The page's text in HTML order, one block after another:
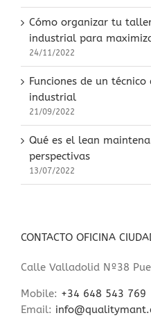
Cómo organizar tu
industrial para
24/11/2022
Funciones de un
industrial
21/09/2022
Qué es el lean
perspectivas
13/07/2022
CONTACTO OFICINA
Calle Valladolid Nº38
Mobile: +34 648 543 769
Email: